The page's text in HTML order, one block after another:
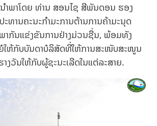
າພາໂດຍ ທ່ານ ສອນໄຊ ສີພັນດອນ ຮອງ
ທານຄະນະກໍາມະການຕ້ານການຄ້າມະນຸດ
ພາກັນແຂ່ງຂັນການຢ່າງມ່ວນຊື່ນ, ພ້ອມທັງ
ໃຫ້ກັບບັນດາບໍລິສັດທີ່ໃຫ້ການສະໜັບສະໜູນ
ງວັນໃຫ້ກັບຜູ້ຊະນະເລີດໃນແຕ່ລະສາຍ.